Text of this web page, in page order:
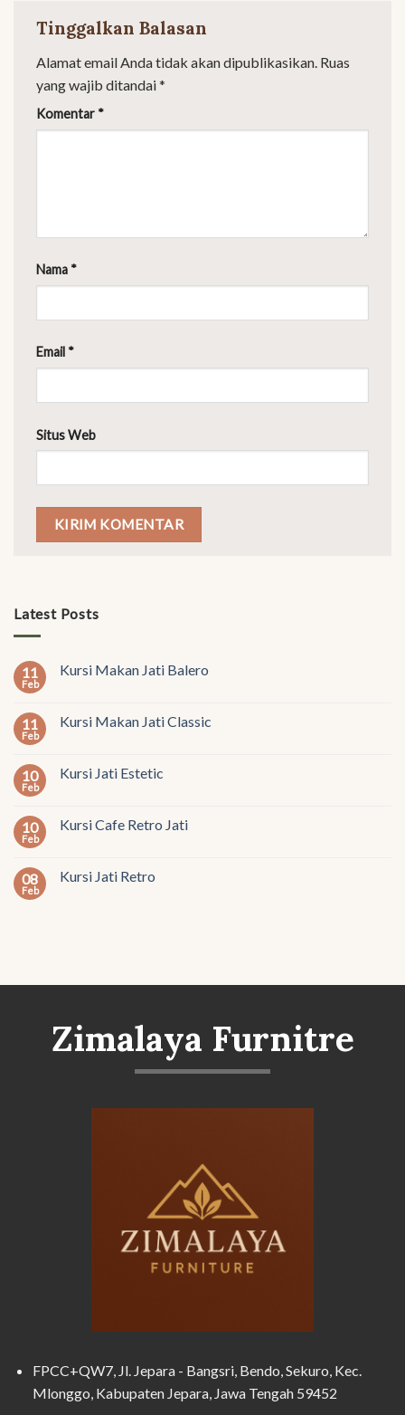
Tinggalkan Balasan
Alamat email Anda tidak akan dipublikasikan. Ruas
yang wajib ditandai*
Komentar *
Nama *
Email *
Situs Web
Latest Posts
11
Feb
Kursi Makan Jati Balero
11
Feb
Kursi Makan Jati Classic
10
Feb
Kursi Jati Estetic
10
Feb
Kursi Cafe Retro Jati
08
Feb
Kursi Jati Retro
Zimalaya Furnitre
FPCC+QW7, Jl. Jepara - Bangsri, Bendo, Sekuro, Kec.
Mlonggo, Kabupaten Jepara, Jawa Tengah 59452